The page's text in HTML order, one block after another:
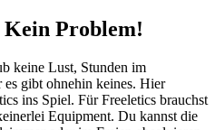
Kein Problem!
keine Lust, Stunden im
es gibt ohnehin keines. Hier
ins Spiel. Für Freeletics brauchst
Equipment. Du kannst die